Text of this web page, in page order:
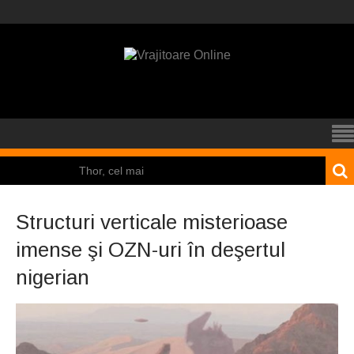
Thor, cel mai
El Tio
Mamona
Pincoya
obligat să restituie
Structuri verticale misterioase
imense şi OZN-uri în deşertul
nigerian